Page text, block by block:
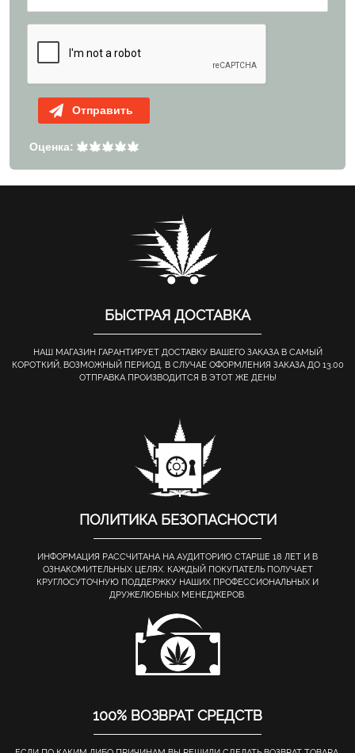
Отправить
Оценка:
БЫСТРАЯ ДОСТАВКА
НАШ МАГАЗИН ГАРАНТИРУЕТ ДОСТАВКУ ВАШЕГО ЗАКАЗА В САМЫЙ
КОРОТКИЙ, ВОЗМОЖНЫЙ ПЕРИОД. В СЛУЧАЕ ОФОРМЛЕНИЯ ЗАКАЗА ДО 13.00
ОТПРАВКА ПРОИЗВОДИТСЯ В ЭТОТ ЖЕ ДЕНЬ!
ПОЛИТИКА БЕЗОПАСНОСТИ
ИНФОРМАЦИЯ РАССЧИТАНА НА АУДИТОРИЮ СТАРШЕ 18 ЛЕТ И В
ОЗНАКОМИТЕЛЬНЫХ ЦЕЛЯХ. КАЖДЫЙ ПОКУПАТЕЛЬ ПОЛУЧАЕТ
КРУГЛОСУТОЧНУЮ ПОДДЕРЖКУ НАШИХ ПРОФЕССИОНАЛЬНЫХ И
ДРУЖЕЛЮБНЫХ МЕНЕДЖЕРОВ.
100% ВОЗВРАТ СРЕДСТВ